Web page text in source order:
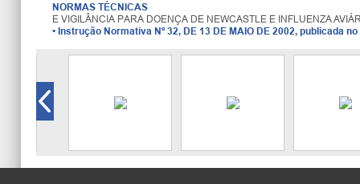
NORMAS TÉCNICAS
E VIGILÂNCIA PARA DOENÇA DE NEWCASTLE E INFLUENZA
• Instrução Normativa Nº 32, DE 13 DE MAIO DE 2002, publicada